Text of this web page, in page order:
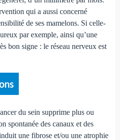
qui a aussi concerné
de ses mamelons. Si celle-
par exemple, ainsi qu’une
bon signe : le réseau nerveux est
du sein supprime plus ou
spontanée des canaux et des
une fibrose et/ou une atrophie